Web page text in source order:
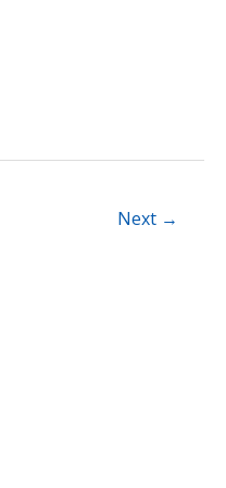
Next →